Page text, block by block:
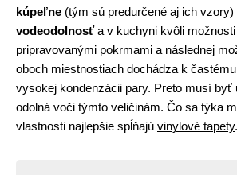
kúpeľne (tým sú predurčené aj ich
vodeodolnosťa v kuchyni kvôli
pripravovanými pokrmami a následnej
oboch miestnostiach dochádza k
vysokej kondenzácii pary. Preto musí byť
odolná voči týmto veličinám. Čo sa týka
vlastnosti najlepšie spĺňajú vinylové tapety.